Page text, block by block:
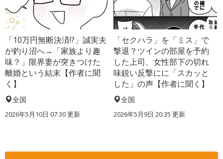
「10万円無断決済!?」誠実夫
が釣り沼へ→「家族より趣
味？」限界妻が突きつけた
離婚という結末【作者に聞
く】
全国
2026年5月10日 07:30 更新
「セクハラ」を「ミス」で
撃退？ツインの部屋を予約
した上司、女性部下の切れ
味鋭い反撃にに「スカッと
した」の声【作者に聞く】
全国
2026年5月9日 20:35 更新